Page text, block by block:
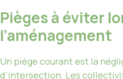
Pièges à éviter
l’aménagement
Un piège courant est la
d’intersection. Les